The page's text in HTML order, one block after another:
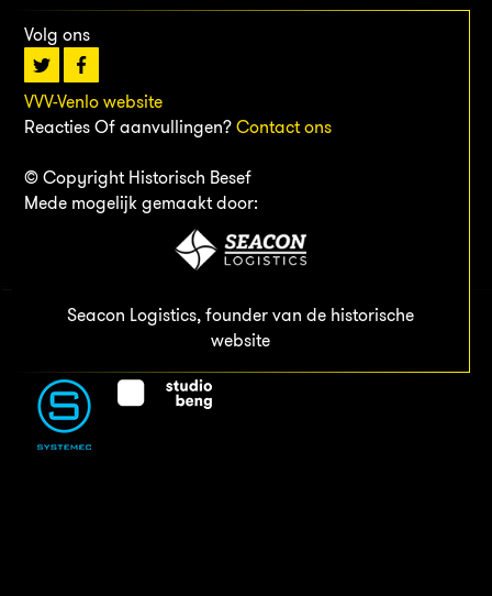
Volg ons
VVV-Venlo website
Reacties Of aanvullingen? Contact ons
© Copyright Historisch Besef
Mede mogelijk gemaakt door:
Seacon Logistics, founder van de historische
website